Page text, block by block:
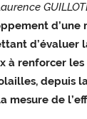
d’évaluer
à renforcer les
depuis
mesure de